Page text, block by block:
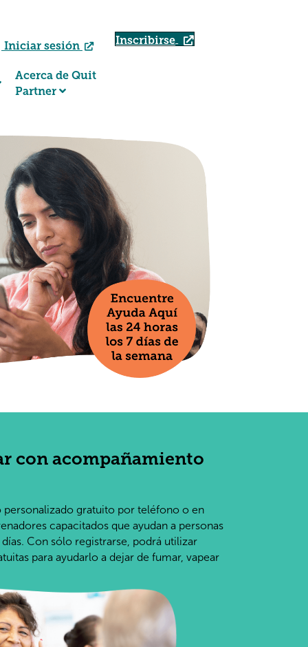
Iniciar sesión Inscribirse
Acerca de Quit
Partner
con acompañamiento
personalizado gratuito por teléfono o en
capacitados que ayudan a personas
Con sólo registrarse, podrá utilizar
para ayudarlo a dejar de fumar, vapear